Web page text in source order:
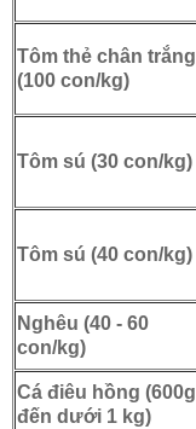
Tôm thẻ chân trắng
(100 con/kg)
Tôm sú (30 con/kg)
Tôm sú (40 con/kg)
Nghêu (40 - 60
con/kg)
Cá điêu hồng (600g
đến dưới 1 kg)